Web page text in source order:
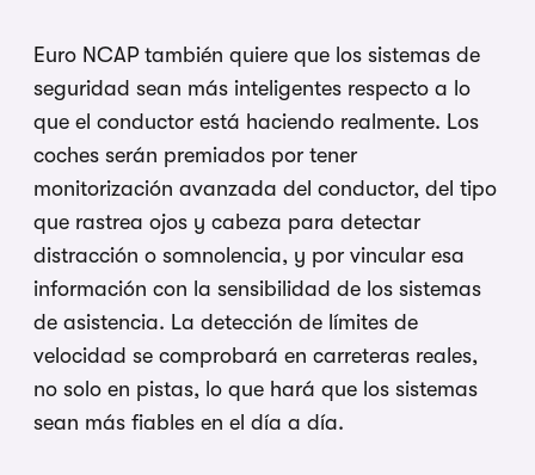
Euro NCAP también quiere que los sistemas de
seguridad sean más inteligentes respecto a lo
que el conductor está haciendo realmente. Los
coches serán premiados por tener
monitorización avanzada del conductor, del tipo
que rastrea ojos y cabeza para detectar
distracción o somnolencia, y por vincular esa
información con la sensibilidad de los sistemas
de asistencia. La detección de límites de
velocidad se comprobará en carreteras reales,
no solo en pistas, lo que hará que los sistemas
sean más fiables en el día a día.